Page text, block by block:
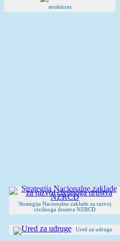
strukturni
Strategija Nacionalne zaklade za razvoj
civilnoga drustva NZRCD
Ured za udruge